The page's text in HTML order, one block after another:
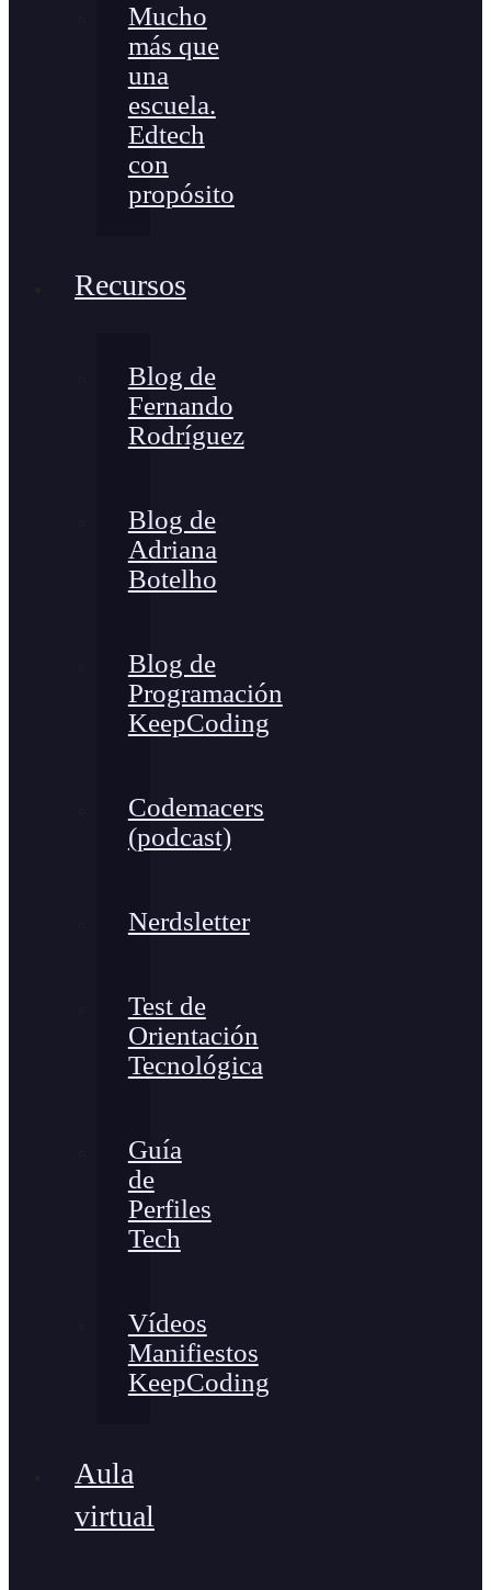
Mucho
más que
una
escuela.
Edtech
con
propósito
Recursos
Blog de
Fernando
Rodríguez
Blog de
Adriana
Botelho
Blog de
Programación
KeepCoding
Codemacers
(podcast)
Nerdsletter
Test de
Orientación
Tecnológica
Guía
de
Perfiles
Tech
Vídeos
Manifiestos
KeepCoding
Aula
virtual